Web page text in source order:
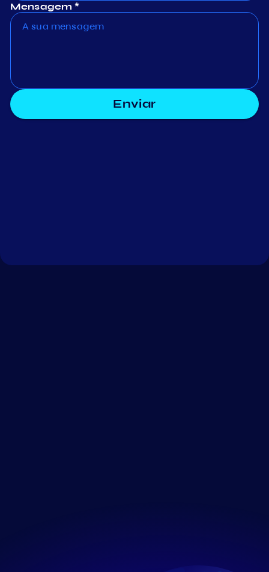
Mensagem *
Enviar